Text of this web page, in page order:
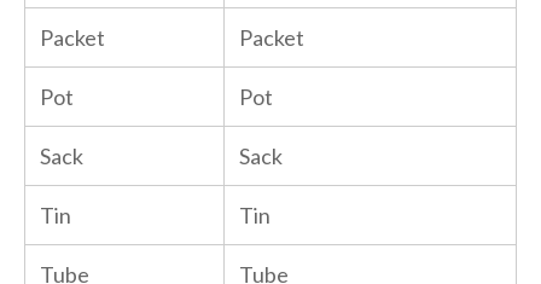
Packet Packet
Pot Pot
Sack Sack
Tin Tin
Tube Tube